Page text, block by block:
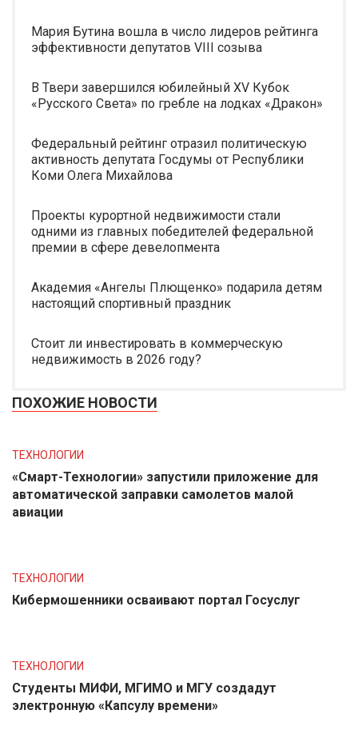
Мария Бутина вошла в число лидеров рейтинга
эффективности депутатов VIII созыва
В Твери завершился юбилейный XV Кубок
«Русского Света» по гребле на лодках «Дракон»
Федеральный рейтинг отразил политическую
активность депутата Госдумы от Республики
Коми Олега Михайлова
Проекты курортной недвижимости стали
одними из главных победителей федеральной
премии в сфере девелопмента
Академия «Ангелы Плющенко» подарила детям
настоящий спортивный праздник
Стоит ли инвестировать в коммерческую
недвижимость в 2026 году?
ПОХОЖИЕ НОВОСТИ
ТЕХНОЛОГИИ
«Смарт-Технологии» запустили приложение для
автоматической заправки самолетов малой
авиации
ТЕХНОЛОГИИ
Кибермошенники осваивают портал Госуслуг
ТЕХНОЛОГИИ
Студенты МИФИ, МГИМО и МГУ создадут
электронную «Капсулу времени»